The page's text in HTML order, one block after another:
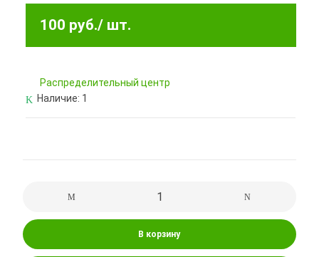
100 руб./ шт.
Pаспределительный центр
Наличие: 1
В корзину